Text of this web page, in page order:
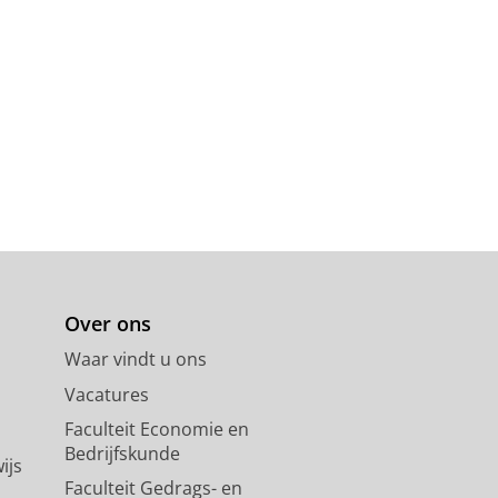
Over ons
Waar vindt u ons
Vacatures
Faculteit Economie en
Bedrijfskunde
Faculteit Gedrags- en